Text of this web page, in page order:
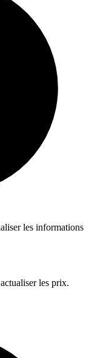
les informations
les prix.